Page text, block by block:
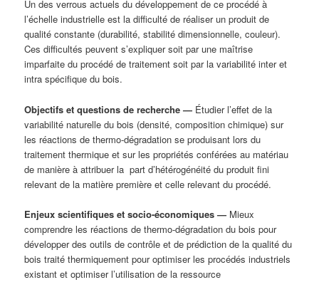
Un des verrous actuels du développement de ce procédé à
l’échelle industrielle est la difficulté de réaliser un produit de
qualité constante (durabilité, stabilité dimensionnelle, couleur).
Ces difficultés peuvent s’expliquer soit par une maîtrise
imparfaite du procédé de traitement soit par la variabilité inter et
intra spécifique du bois.
Objectifs et questions de recherche — Étudier l’effet de la
variabilité naturelle du bois (densité, composition chimique) sur
les réactions de thermo-dégradation se produisant lors du
traitement thermique et sur les propriétés conférées au matériau
de manière à attribuer la part d’hétérogénéité du produit fini
relevant de la matière première et celle relevant du procédé.
Enjeux scientifiques et socio-économiques — Mieux
comprendre les réactions de thermo-dégradation du bois pour
développer des outils de contrôle et de prédiction de la qualité du
bois traité thermiquement pour optimiser les procédés industriels
existant et optimiser l’utilisation de la ressource